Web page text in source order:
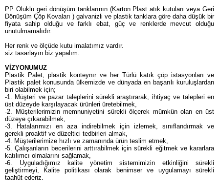
Ataşehir Bölgesi Çöp Konteyner Satış Noktası
Bağcılar Bölgesi Çöp Konteyner Satış Noktası
Bahçelievler Bölgesi Çöp Konteyner Satış Noktası
Başakşehir Bölgesi Çöp Konteyner Satış Noktası
Bayrampaşa Bölgesi Çöp Konteyner Satış Noktası
PP Oluklu geri dönüşüm tanklarının (Karton Plast atık kutuları veya Geri
Dönüşüm Çöp Kovaları ) galvanizli ve plastik tanklara göre daha düşük bir
fiyata sahip olduğu ve farklı ebat, güç ve renklerde mevcut olduğu
unutulmamalıdır.
Her renk ve ölçüde kutu imalatımız vardır.
siz tasarlayın biz yapalım.
VİZYONUMUZ
Plastik Palet, plastik konteynır ve her Türlü katık çöp istasyonları ve
Plastik palet konusunda ülkemizde ve dünyada en başarılı kuruluşlardan
biri olabilmek için;
-1. Müşteri ve pazar taleplerini sürekli araştırarak, ihtiyaç ve talepleri en
üst düzeyde karşılayacak ürünleri üretebilmek,
-2. Müşterilerimizin memnuniyetini sürekli ölçerek mümkün olan en üst
düzeye çıkarabilmek,
-3. Hatalarımızı en aza indirebilmek için izlemek, sınıflandırmak ve
gerekli proaktif ve düzeltici tedbirleri almak,
-4. Müşterilerimize hızlı ve zamanında ürün teslim etmek,
-5. Çalışanların becerilerini arttırabilmek için sürekli eğitmek ve kararlara
katılımcı olmalarını sağlamak,
-6. Uyguladığımız kalite yönetim sistemimizin etkinliğini sürekli
geliştirmeyi, Kalite politikası olarak benimser ve uygulamayı sürekli
taahüt ederiz.